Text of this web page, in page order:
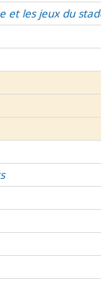
et les jeux du